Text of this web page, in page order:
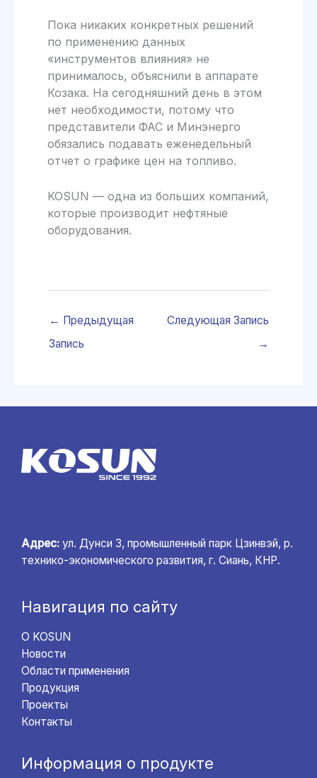
Пока никаких конкретных решений
по применению данных
«инструментов влияния» не
принималось, объяснили в аппарате
Козака. На сегодняшний день в этом
нет необходимости, потому что
представители ФАС и Минэнерго
обязались подавать еженедельный
отчет о графике цен на топливо.
KOSUN — одна из больших компаний,
которые производит нефтяные
оборудования.
← Предыдущая
Запись
Следующая Запись
→
Адрес: ул. Дунси 3, промышленный парк Цзинвэй, р.
технико-экономического развития, г. Сиань, КНР.
Навигация по сайту
О KOSUN
Новости
Области применения
Продукция
Проекты
Контакты
Информация о продукте